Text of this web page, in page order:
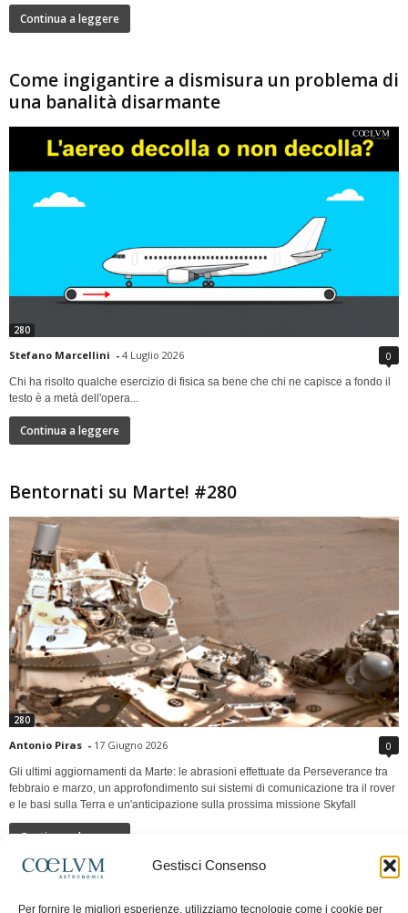
Gestisci Consenso
Per fornire le migliori esperienze, utilizziamo tecnologie come i cookie per
Continua a leggere
Come ingigantire a dismisura un problema di
una banalità disarmante
280
Stefano Marcellini - 4 Luglio 2026 0
Chi ha risolto qualche esercizio di fisica sa bene che chi ne capisce a fondo il
testo è a metà dell'opera...
Continua a leggere
Bentornati su Marte! #280
280
Antonio Piras - 17 Giugno 2026 0
Gli ultimi aggiornamenti da Marte: le abrasioni effettuate da Perseverance tra
febbraio e marzo, un approfondimento sui sistemi di comunicazione tra il rover
e le basi sulla Terra e un'anticipazione sulla prossima missione Skyfall
Continua a leggere